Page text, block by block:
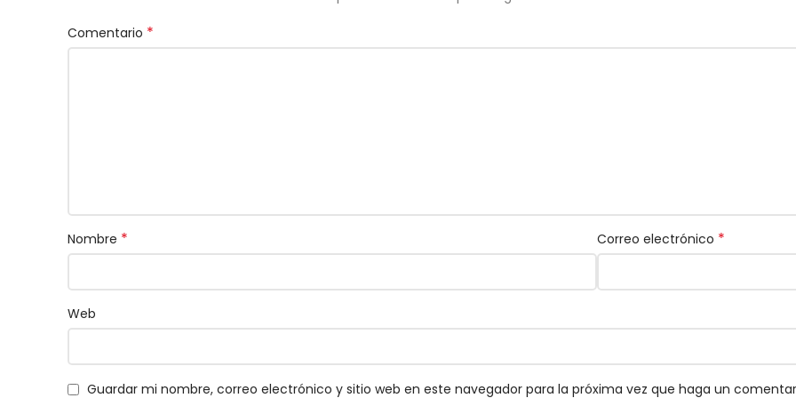
Comentario *
Nombre * Correo electrónico *
Web
Guardar mi nombre, correo electrónico y sitio web en este navegador para la próxima vez que haga un